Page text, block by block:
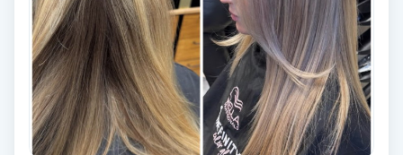
Spraytan
Stylist
Sugaring